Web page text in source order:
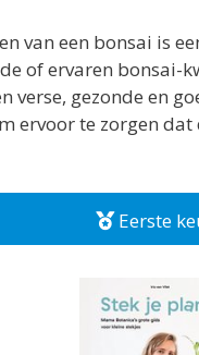
van een bonsai is
of ervaren bonsai-
verse, gezonde en
ervoor te zorgen
Eerste